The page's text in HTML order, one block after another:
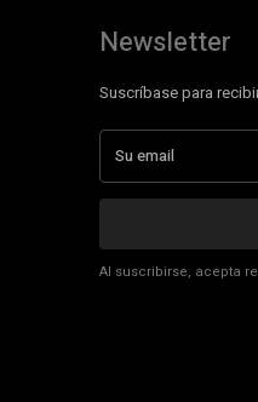
Newsletter
Suscríbase para
Al suscribirse, acepta